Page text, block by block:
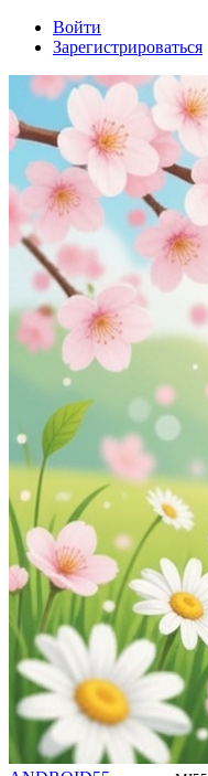
Войти
Зарегистрироваться